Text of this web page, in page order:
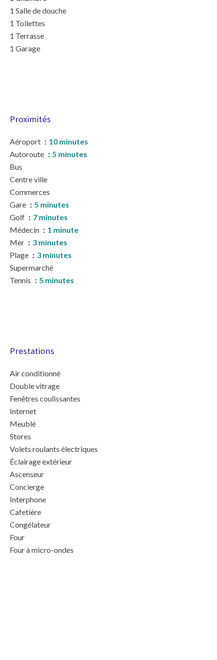
1 Salle de douche
1 Toilettes
1 Terrasse
1 Garage
Proximités
Aéroport
10 minutes
Autoroute
5 minutes
Bus
Centre ville
Commerces
Gare
5 minutes
Golf
7 minutes
Médecin
1 minute
Mer
3 minutes
Plage
3 minutes
Supermarché
Tennis
5 minutes
Prestations
Air conditionné
Double vitrage
Fenêtres coulissantes
Internet
Meublé
Stores
Volets roulants électriques
Éclairage extérieur
Ascenseur
Concierge
Interphone
Cafetière
Congélateur
Four
Four à micro-ondes